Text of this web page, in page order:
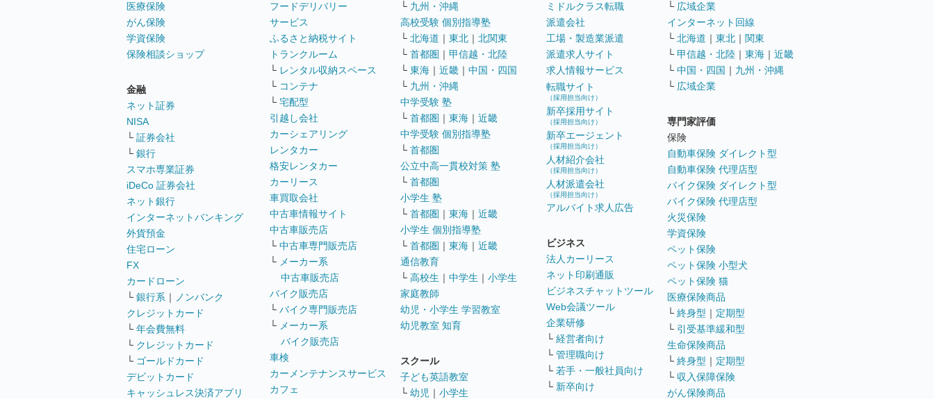
医療保険
がん保険
学資保険
保険相談ショップ
金融
ネット証券
NISA
└ 証券会社
└ 銀行
スマホ専業証券
iDeCo 証券会社
ネット銀行
インターネットバンキング
外貨預金
住宅ローン
FX
カードローン
└ 銀行系 ｜
ノンバンク
クレジットカード
└ 年会費無料
└ クレジットカード
└ ゴールドカード
デビットカード
キャッシュレス決済アプリ
フードデリバリー
サービス
ふるさと納税サイト
トランクルーム
└ レンタル収納スペース
└ コンテナ
└ 宅配型
引越し会社
カーシェアリング
レンタカー
格安レンタカー
カーリース
車買取会社
中古車情報サイト
中古車販売店
└ 中古車専門販売店
└ メーカー系
中古車販売店
バイク販売店
└ バイク専門販売店
└ メーカー系
バイク販売店
車検
カーメンテナンスサービス
カフェ
└ 九州・沖縄
高校受験 個別指導塾
└ 北海道 ｜ 東北 ｜ 北関東
└ 首都圏 ｜ 甲信越・北陸
└ 東海 ｜ 近畿 ｜ 中国・四国
└ 九州・沖縄
中学受験 塾
└ 首都圏 ｜ 東海 ｜ 近畿
中学受験 個別指導塾
└ 首都圏
公立中高一貫校対策 塾
└ 首都圏
小学生 塾
└ 首都圏 ｜ 東海 ｜ 近畿
小学生 個別指導塾
└ 首都圏 ｜ 東海 ｜ 近畿
通信教育
└ 高校生 ｜ 中学生 ｜ 小学生
家庭教師
幼児・小学生 学習教室
幼児教室 知育
スクール
子ども英語教室
└ 幼児 ｜ 小学生
ミドルクラス転職
派遣会社
工場・製造業派遣
派遣求人サイト
求人情報サービス
転職サイト
（採用担当向け）
新卒採用サイト
（採用担当向け）
新卒エージェント
（採用担当向け）
人材紹介会社
（採用担当向け）
人材派遣会社
（採用担当向け）
アルバイト求人広告
ビジネス
法人カーリース
ネット印刷通販
ビジネスチャットツール
Web会議ツール
企業研修
└ 経営者向け
└ 管理職向け
└ 若手・一般社員向け
└ 新卒向け
└ 広域企業
インターネット回線
└ 北海道 ｜ 東北 ｜ 関東
└ 甲信越・北陸 ｜ 東海 ｜ 近畿
└ 中国・四国 ｜ 九州・沖縄
└ 広域企業
専門家評価
保険
自動車保険 ダイレクト型
自動車保険 代理店型
バイク保険 ダイレクト型
バイク保険 代理店型
火災保険
学資保険
ペット保険
ペット保険 小型犬
ペット保険 猫
医療保険商品
└ 終身型 ｜ 定期型
└ 引受基準緩和型
生命保険商品
└ 終身型 ｜ 定期型
└ 収入保障保険
がん保険商品